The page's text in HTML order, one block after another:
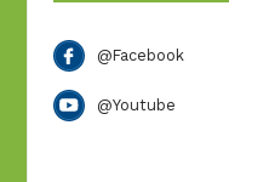
@Facebook
@Youtube